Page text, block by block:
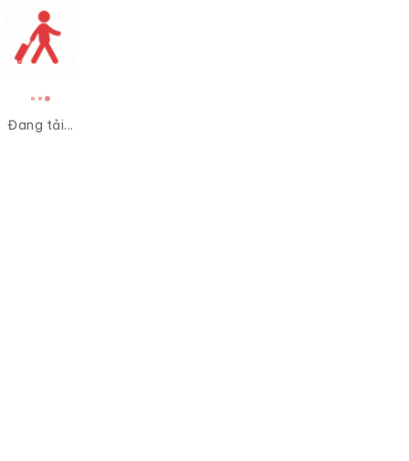
Đang tải...